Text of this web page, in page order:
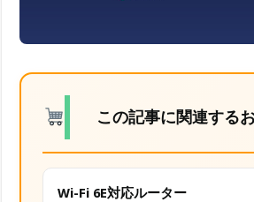
この記事に関連する
Wi-Fi 6E対応ルーター